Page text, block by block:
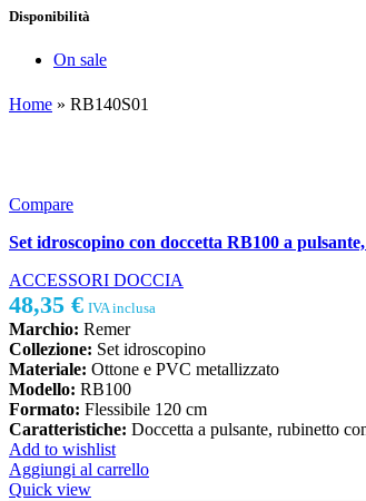
Disponibilità
On sale
Home » RB140S01
Compare
Set idroscopino con doccetta RB100 a
ACCESSORI DOCCIA
48,35 € IVA inclusa
Marchio: Remer
Collezione: Set idroscopino
Materiale: Ottone e PVC metallizzato
Modello: RB100
Formato: Flessibile 120 cm
Caratteristiche: Doccetta a pulsante, rubinetto
Add to wishlist
Aggiungi al carrello
Quick view